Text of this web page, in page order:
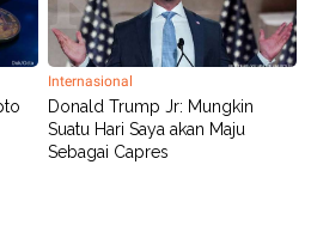
Internasional
Donald Trump Jr: Mungkin
Suatu Hari Saya akan Maju
Sebagai Capres